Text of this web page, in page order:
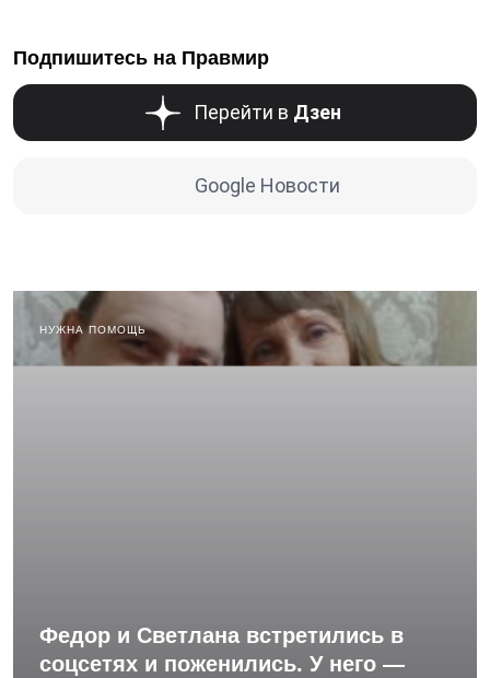
Подпишитесь на Правмир
Перейти в Дзен
Google Новости
НУЖНА ПОМОЩЬ
Федор и Светлана встретились в
соцсетях и поженились. У него —